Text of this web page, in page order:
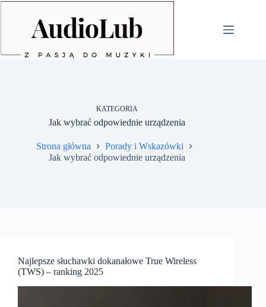
Przejdź
KATEGORIA
Jak wybrać odpowiednie urządzenia
Strona główna
Porady i Wskazówki
Jak wybrać odpowiednie urządzenia
Najlepsze słuchawki dokanałowe True Wireless
(TWS) – ranking 2025